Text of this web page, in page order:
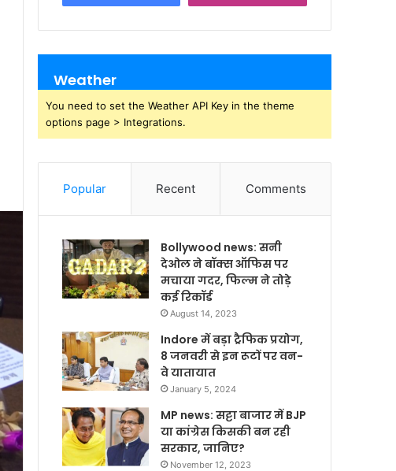
Weather
You need to set the Weather API Key in the theme
options page > Integrations.
Popular Recent Comments
Bollywood news: सनी
देओल ने बॉक्स ऑफिस पर
मचाया गदर, फिल्म ने तोड़े
कई रिकॉर्ड
August 14, 2023
Indore में बड़ा ट्रैफिक प्रयोग,
8 जनवरी से इन रूटों पर वन-
वे यातायात
January 5, 2024
MP news: सट्टा बाजार में BJP
या कांग्रेस किसकी बन रही
सरकार, जानिए?
November 12, 2023